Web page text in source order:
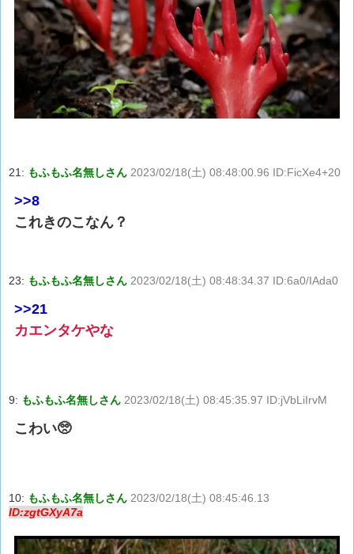
21: もふもふ名無しさん 2023/02/18(土) 08:48:00.96 ID:FicXe4+20
>>8
これきのこなん？
23: もふもふ名無しさん 2023/02/18(土) 08:48:34.37 ID:6a0/IAda0
>>21
カエンタケやな
9: もふもふ名無しさん 2023/02/18(土) 08:45:35.97 ID:jVbLiIrvM
こわい🥺
10: もふもふ名無しさん 2023/02/18(土) 08:45:46.13
ID:zgtGXyA7a